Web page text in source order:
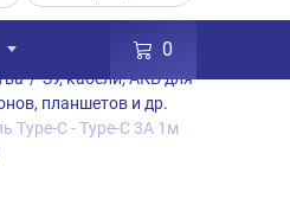
0
Аксессуары
/
/ ЗУ, кабели, АКБ для
планшетов и др.
Type-C - Type-C 3А 1м